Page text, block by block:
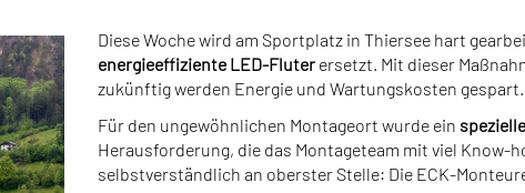
Diese Woche wird am Sportplatz in Thiersee hart
energieeffiziente LED-Fluterersetzt. Mit dieser
zukünftig werden Energie und Wartungskosten gespart.
Für den ungewöhnlichen Montageort wurde ein
Herausforderung, die das Montageteam mit viel
selbstverständlich an oberster Stelle: Die ECK-